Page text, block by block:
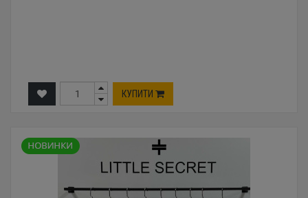
КУПИТИ